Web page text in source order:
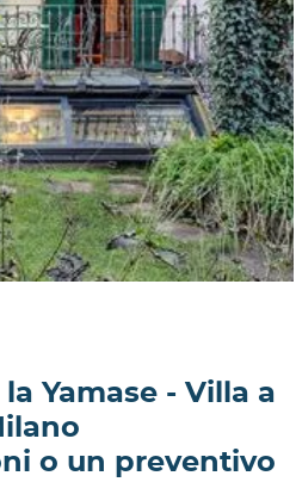
Yamase - Villa a
o un preventivo